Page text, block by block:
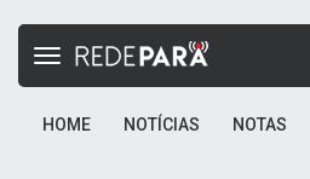
Toggle
HOME NOTÍCIAS NOTAS